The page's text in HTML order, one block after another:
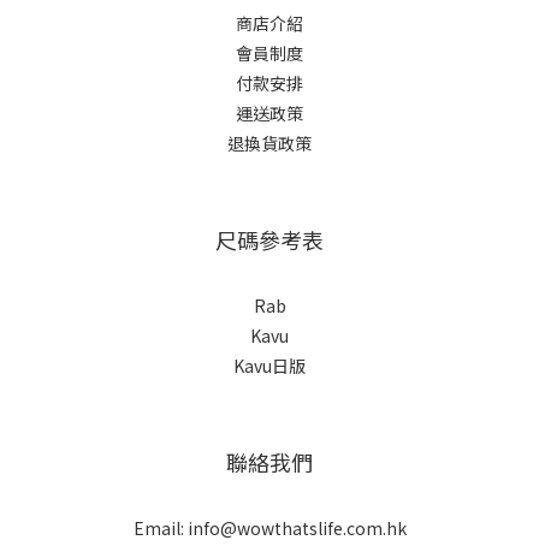
商店介紹
會員制度
付款安排
運送政策
退換貨政策
尺碼參考表
Rab
Kavu
Kavu日版
聯絡我們
Email: info@wowthatslife.com.hk